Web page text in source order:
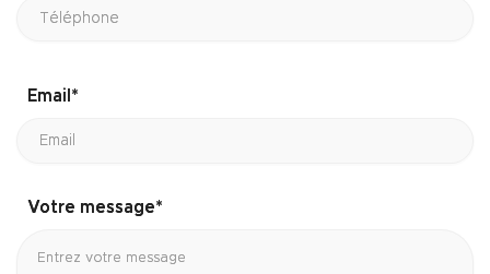
Email*
Votre message*